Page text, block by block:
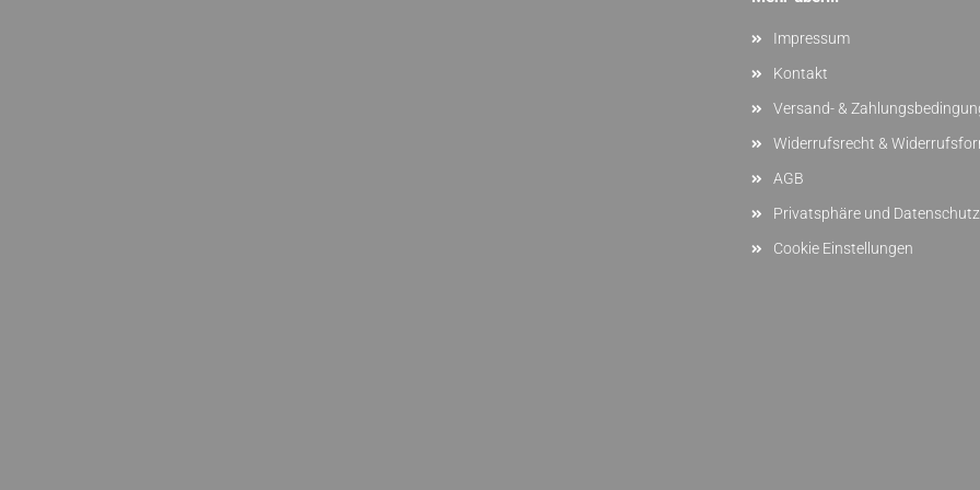
Impressum
Kontakt
Versand- &
Widerrufsrecht &
AGB
Privatsphäre und Datenschutz
Cookie Einstellungen